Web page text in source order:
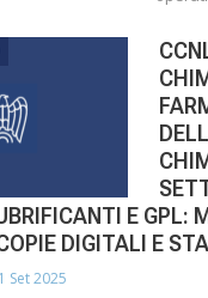
E GPL:
DIGITALI E
Set 2025